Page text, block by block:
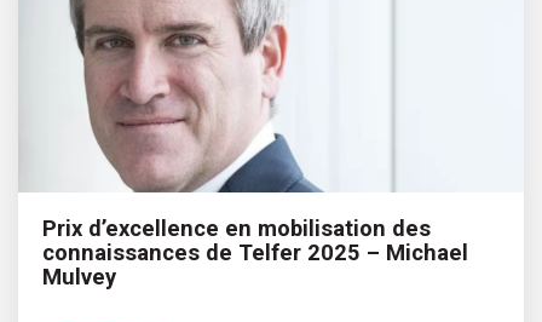
Prix d’excellence en mobilisation des
connaissances de Telfer 2025 – Michael
Mulvey